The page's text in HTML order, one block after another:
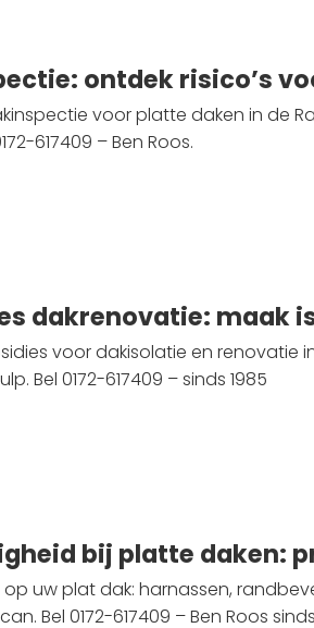
ontdek risico’s
voor platte daken in de
617409 – Ben Roos.
dakrenovatie: maak
voor dakisolatie en renovatie in
Bel 0172-617409 – sinds 1985
bij platte daken:
op uw plat dak: harnassen,
Bel 0172-617409 – Ben Roos